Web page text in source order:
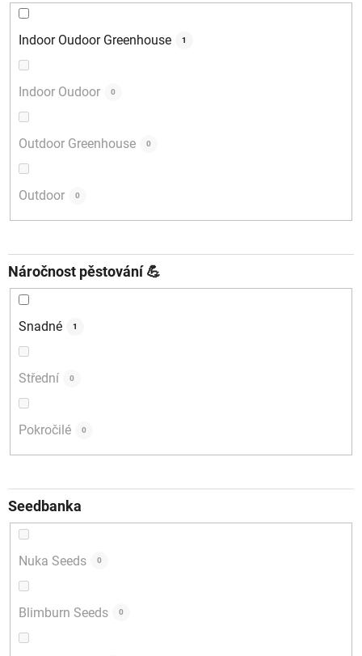
Indoor Oudoor Greenhouse 1
Indoor Oudoor 0
Outdoor Greenhouse 0
Outdoor 0
Náročnost pěstování 💪
Snadné 1
Střední 0
Pokročilé 0
Seedbanka
Nuka Seeds 0
Blimburn Seeds 0